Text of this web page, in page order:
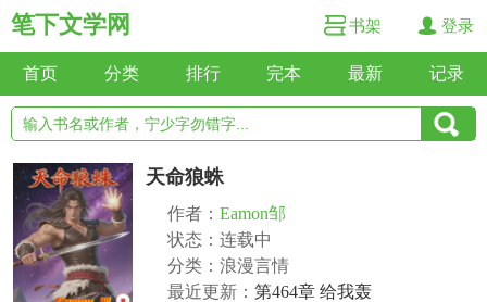
笔下文学网 书架 登录
首页 分类 排行 完本 最新 记录
天命狼蛛
作者： Eamon邹
状态：连载中
分类：浪漫言情
最近更新： 第464章 给我轰